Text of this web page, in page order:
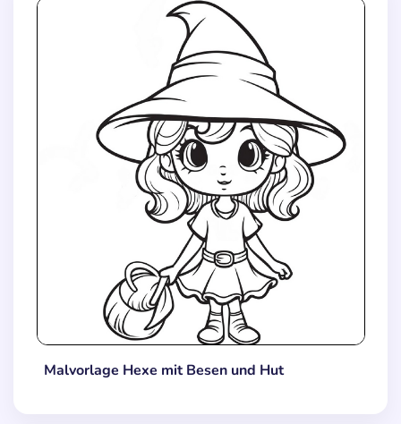
Malvorlage Hexe mit Besen und Hut